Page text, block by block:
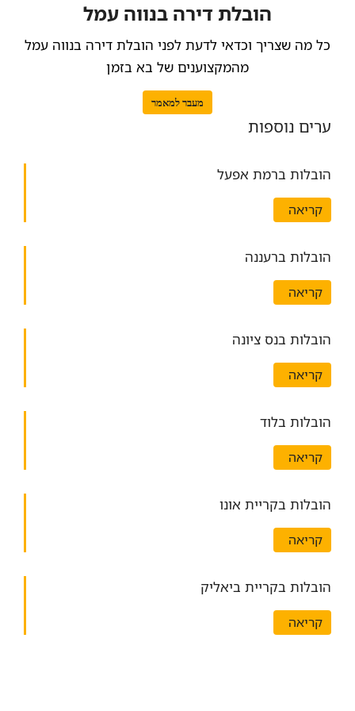
הובלת דירה בנווה עמל
כל מה שצריך וכדאי לדעת לפני הובלת דירה בנווה עמל
מהמקצוענים של בא בזמן
מעבר למאמר
ערים נוספות
הובלות ברמת אפעל
קריאה
הובלות ברעננה
קריאה
הובלות בנס ציונה
קריאה
הובלות בלוד
קריאה
הובלות בקריית אונו
קריאה
הובלות בקריית ביאליק
קריאה